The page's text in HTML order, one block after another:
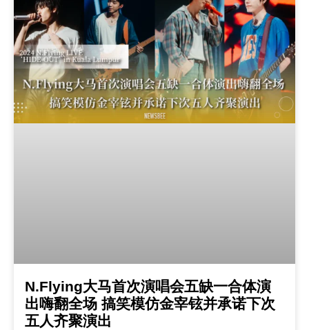
N.Flying大马首次演唱会五缺一合体演
出嗨翻全场 搞笑模仿金宰铉并承诺下次
五人齐聚演出